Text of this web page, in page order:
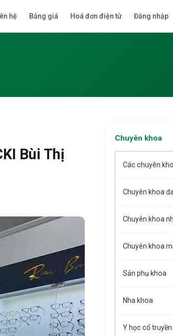
hệ Bảng giá Hoá đơn điện tử Đăng nhập
Bùi Thị
Chuyên khoa
Các chuyên
Chuyên khoa
Chuyên khoa
Chuyên khoa
Sản phụ khoa
Nha khoa
Y học cổ truyền